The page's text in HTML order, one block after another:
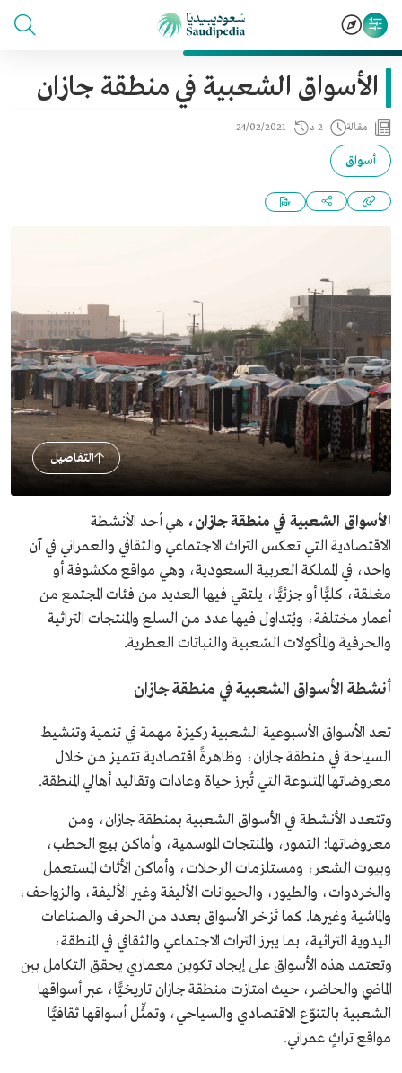
الأسواق الشعبية في منطقة جازان
مقالة 2 د 24/02/2021
أسواق
التفاصيل
الأسواق الشعبية في منطقة جازان، هي أحد الأنشطة
الاقتصادية التي تعكس التراث الاجتماعي والثقافي والعمراني في آن
واحد، في المملكة العربية السعودية، وهي مواقع مكشوفة أو
مغلقة، كليًّا أو جزئيًّا، يلتقي فيها العديد من فئات المجتمع من
أعمار مختلفة، ويُتداول فيها عدد من السلع والمنتجات التراثية
والحرفية والمأكولات الشعبية والنباتات العطرية.
أنشطة الأسواق الشعبية في منطقة جازان
تعد الأسواق الأسبوعية الشعبية ركيزة مهمة في تنمية وتنشيط
السياحة في منطقة جازان، وظاهرةً اقتصادية تتميز من خلال
معروضاتها المتنوعة التي تُبرز حياة وعادات وتقاليد أهالي المنطقة.
وتتعدد الأنشطة في الأسواق الشعبية بمنطقة جازان، ومن
معروضاتها: التمور، والمنتجات الموسمية، وأماكن بيع الحطب،
وبيوت الشعر، ومستلزمات الرحلات، وأماكن الأثاث المستعمل
والخردوات، والطيور، والحيوانات الأليفة وغير الأليفة، والزواحف،
والماشية وغيرها. كما تَزخر الأسواق بعدد من الحرف والصناعات
اليدوية التراثية، بما يبرز التراث الاجتماعي والثقافي في المنطقة،
وتعتمد هذه الأسواق على إيجاد تكوين معماري يحقق التكامل بين
الماضي والحاضر، حيث امتازت منطقة جازان تاريخيًّا، عبر أسواقها
الشعبية بالتنوّع الاقتصادي والسياحي، وتمثِّل أسواقها ثقافيًّا
مواقع تراثٍ عمراني.